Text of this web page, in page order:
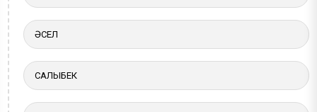
ӘСЕЛ
САЛЫБЕК